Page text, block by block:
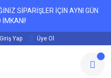
SİPARİŞLER İÇİN AYNI GÜN
İMKANI!
Giriş Yap Üye Ol